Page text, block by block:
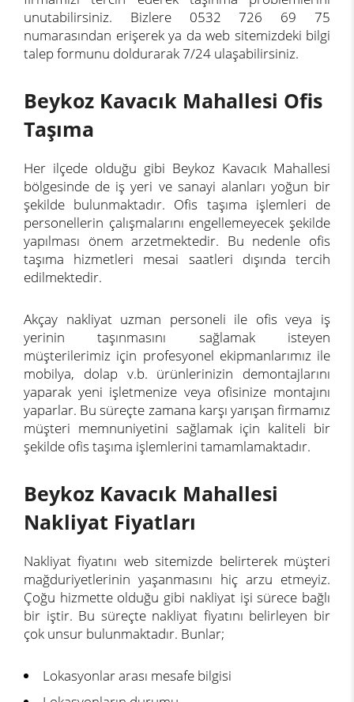
unutabilirsiniz. Bizlere 0532 726 69 75
numarasından erişerek ya da web sitemizdeki bilgi
talep formunu doldurarak 7/24 ulaşabilirsiniz.
Beykoz Kavacık Mahallesi Ofis
Taşıma
Her ilçede olduğu gibi Beykoz Kavacık Mahallesi
bölgesinde de iş yeri ve sanayi alanları yoğun bir
şekilde bulunmaktadır. Ofis taşıma işlemleri de
personellerin çalışmalarını engellemeyecek şekilde
yapılması önem arzetmektedir. Bu nedenle ofis
taşıma hizmetleri mesai saatleri dışında tercih
edilmektedir.
Akçay nakliyat uzman personeli ile ofis veya iş
yerinin taşınmasını sağlamak isteyen
müşterilerimiz için profesyonel ekipmanlarımız ile
mobilya, dolap v.b. ürünlerinizin demontajlarını
yaparak yeni işletmenize veya ofisinize montajını
yaparlar. Bu süreçte zamana karşı yarışan firmamız
müşteri memnuniyetini sağlamak için kaliteli bir
şekilde ofis taşıma işlemlerini tamamlamaktadır.
Beykoz Kavacık Mahallesi
Nakliyat Fiyatları
Nakliyat fiyatını web sitemizde belirterek müşteri
mağduriyetlerinin yaşanmasını hiç arzu etmeyiz.
Çoğu hizmette olduğu gibi nakliyat işi sürece bağlı
bir iştir. Bu süreçte nakliyat fiyatını belirleyen bir
çok unsur bulunmaktadır. Bunlar;
Lokasyonlar arası mesafe bilgisi